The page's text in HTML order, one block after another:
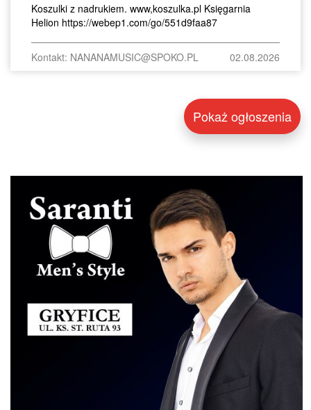
Koszulki z nadrukiem. www,koszulka.pl Księgarnia
Helion https://webep1.com/go/551d9faa87
Kontakt: NANANAMUSIC@SPOKO.PL 02.08.2026
Pokaż ogłoszenia